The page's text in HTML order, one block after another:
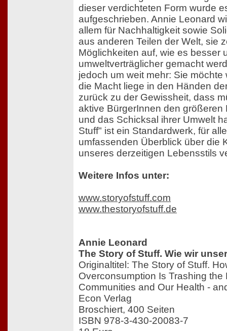
dieser verdichteten Form wurde
aufgeschrieben. Annie Leonard
allem für Nachhaltigkeit sowie
aus anderen Teilen der Welt, sie
Möglichkeiten auf, wie es besser
umweltverträglicher gemacht
jedoch um weit mehr: Sie
die Macht liege in den Händen
zurück zu der Gewissheit, dass
aktive BürgerInnen den größeren
und das Schicksal ihrer Umwelt
Stuff" ist ein Standardwerk, für
umfassenden Überblick über die
unseres derzeitigen Lebensstils
Weitere Infos unter:
www.storyofstuff.com
www.thestoryofstuff.de
Annie Leonard
The Story of Stuff. Wie wir
Originaltitel: The Story of Stuff.
Overconsumption Is Trashing the
Communities and Our Health -
Econ Verlag
Broschiert, 400 Seiten
ISBN 978-3-430-20083-7